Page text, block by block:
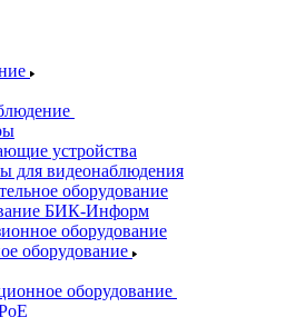
устройства
для видеонаблюдения
оборудование
БИК-Информ
оборудование
оборудование
оборудование